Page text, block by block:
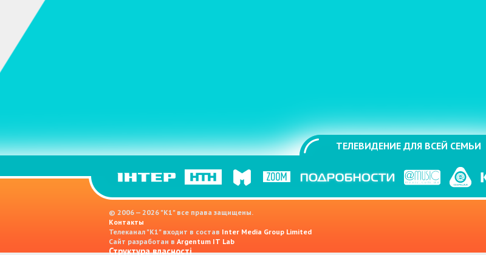
ТЕЛЕВИДЕНИЕ ДЛЯ ВСЕЙ СЕМЬИ
© 2006 — 2026 "K1" все права защищены.
Контакты
Телеканал "К1" входит в состав Inter Media Group Limited
Сайт разработан в Argentum IT Lab
Структура власності